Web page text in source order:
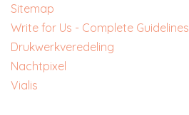
Sitemap
Write for Us - Complete Guidelines
‎Drukwerkveredeling
‎Nachtpixel
‎Vialis